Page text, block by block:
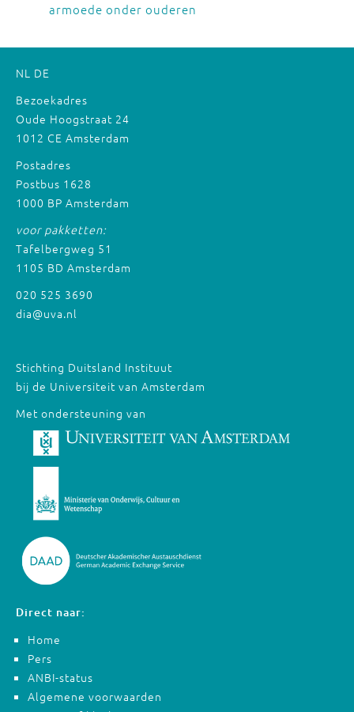
armoede onder ouderen
NL DE
Bezoekadres
Oude Hoogstraat 24
1012 CE Amsterdam
Postadres
Postbus 1628
1000 BP Amsterdam
voor pakketten:
Tafelbergweg 51
1105 BD Amsterdam
020 525 3690
dia@uva.nl
Stichting Duitsland Instituut
bij de Universiteit van Amsterdam
Met ondersteuning van
Direct naar:
Home
Pers
ANBI-status
Algemene voorwaarden